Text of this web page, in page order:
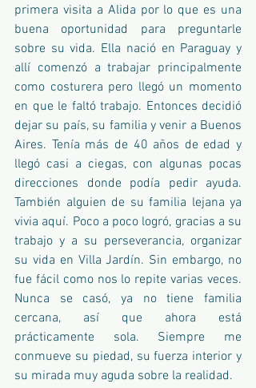
primera visita a Alida por lo que es una
buena oportunidad para preguntarle
sobre su vida. Ella nació en Paraguay y
allí comenzó a trabajar principalmente
como costurera pero llegó un momento
en que le faltó trabajo. Entonces decidió
dejar su país, su familia y venir a Buenos
Aires. Tenía más de 40 años de edad y
llegó casi a ciegas, con algunas pocas
direcciones donde podía pedir ayuda.
También alguien de su familia lejana ya
vivia aquí. Poco a poco logró, gracias a su
trabajo y a su perseverancia, organizar
su vida en Villa Jardín. Sin embargo, no
fue fácil como nos lo repite varias veces.
Nunca se casó, ya no tiene familia
cercana, así que ahora está
prácticamente sola. Siempre me
conmueve su piedad, su fuerza interior y
su mirada muy aguda sobre la realidad.